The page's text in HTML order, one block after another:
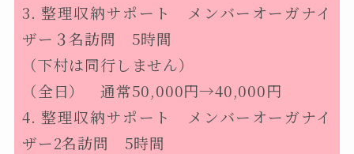
3. 整理収納サポート メンバーオーガナイ
ザー３名訪問 5時間
（下村は同行しません）
（全日） 通常50,000円→40,000円
4. 整理収納サポート メンバーオーガナイ
ザー2名訪問 5時間